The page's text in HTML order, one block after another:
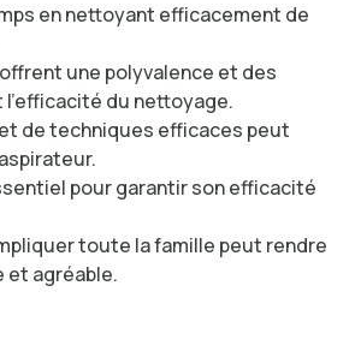
en nettoyant efficacement de
une polyvalence et des
du nettoyage.
de techniques efficaces peut
pour garantir son efficacité
toute la famille peut rendre
et agréable.